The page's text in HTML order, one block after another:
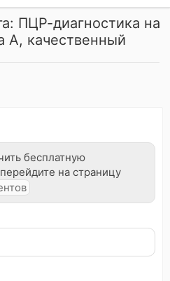
ПЦР-диагностика на
А, качественный
бесплатную
на страницу